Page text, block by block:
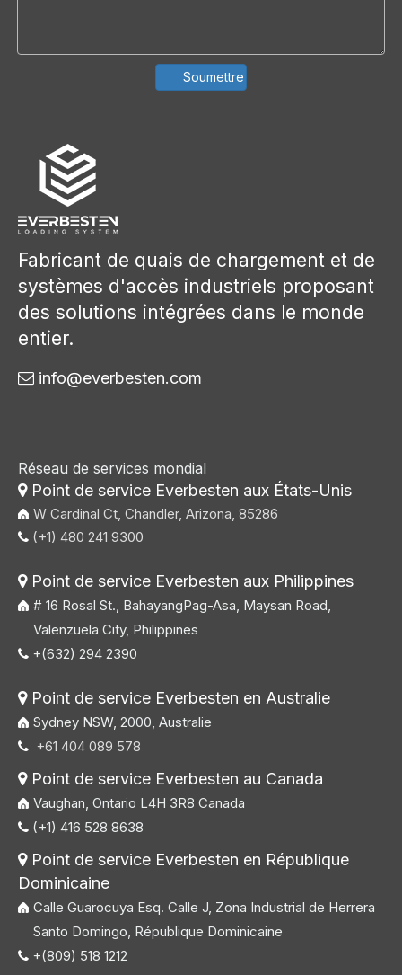
Soumettre
Fabricant de quais de chargement et de
systèmes d'accès industriels proposant
des solutions intégrées dans le monde
entier.
 info@everbesten.com
Réseau de services mondial
Point de service Everbesten aux États-Unis
W Cardinal Ct, Chandler, Arizona, 85286
 (+1) 480 241 9300
Point de service Everbesten aux Philippines
# 16 Rosal St., BahayangPag-Asa, Maysan Road,
Valenzuela City, Philippines
 +(632) 294 2390
Point de service Everbesten en Australie
Sydney NSW, 2000, Australie
 +61 404 089 578
Point de service Everbesten au Canada
Vaughan, Ontario L4H 3R8 Canada
 (+1) 416 528 8638
Point de service Everbesten en République
Dominicaine
Calle Guarocuya Esq. Calle J, Zona Industrial de Herrera
Santo Domingo, République Dominicaine
 +(809) 518 1212